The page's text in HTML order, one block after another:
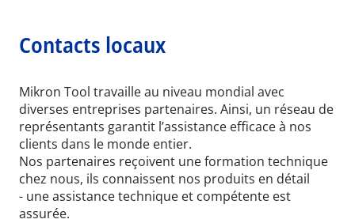
Contacts locaux
Mikron Tool travaille au niveau mondial avec
diverses entreprises partenaires. Ainsi, un réseau de
représentants garantit l’assistance efficace à nos
clients dans le monde entier.
Nos partenaires reçoivent une formation technique
chez nous, ils connaissent nos produits en détail
- une assistance technique et compétente est
assurée.